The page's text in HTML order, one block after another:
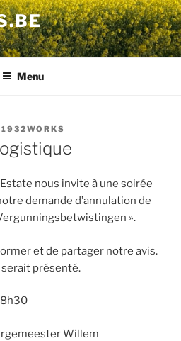
Menu
1932WORKS
nous invite à une soirée
demande d’annulation de
».
et de partager notre avis.
présenté.
Willem